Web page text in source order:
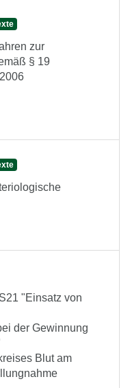
zur
§ 19
"Einsatz von
der Gewinnung
Blut am